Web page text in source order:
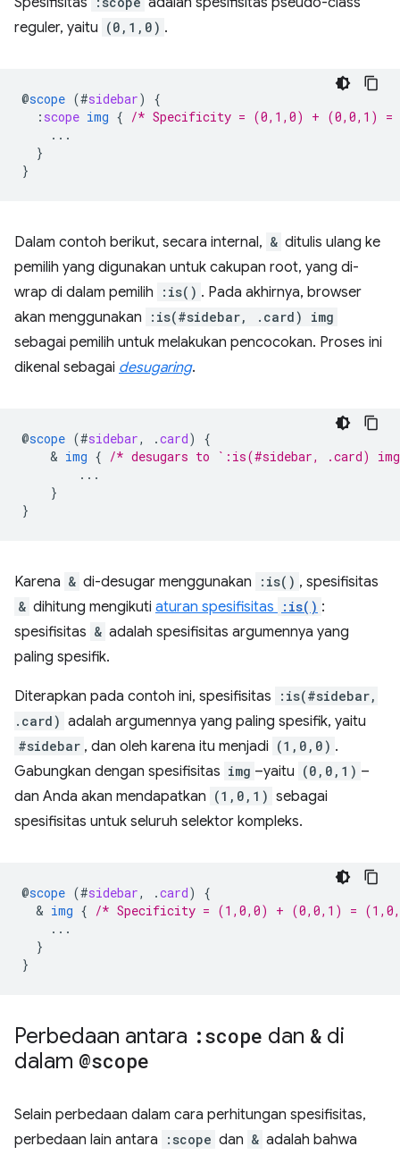
reguler, yaitu (0,1,0) .
@scope (#sidebar)
{
: scope img { /* Specificity = (0,1,0) + (0,0,1)
...
}
}
Dalam contoh berikut, secara internal, & ditulis ulang ke
pemilih yang digunakan untuk cakupan root, yang di-
wrap di dalam pemilih
:is() . Pada akhirnya, browser
akan menggunakan
:is(#sidebar, .card) img
sebagai pemilih untuk melakukan pencocokan. Proses ini
dikenal sebagai desugaring.
@scope (#sidebar, .card)
{
    &
img { /* desugars to `:is(#sidebar, .card)
...
}
}
Karena & di-desugar menggunakan :is() , spesifisitas
& dihitung mengikuti aturan spesifisitas :is() :
spesifisitas & adalah spesifisitas argumennya yang
paling spesifik.
Diterapkan pada contoh ini, spesifisitas
:is(#sidebar,
.card) adalah argumennya yang paling spesifik, yaitu
#sidebar , dan oleh karena itu menjadi (1,0,0) .
Gabungkan dengan spesifisitas img –yaitu (0,0,1) –
dan Anda akan mendapatkan (1,0,1) sebagai
spesifisitas untuk seluruh selektor kompleks.
@scope (#sidebar, .card)
{
  &
img { /* Specificity = (1,0,0) + (0,0,1) =
...
}
}
Perbedaan antara :scope dan & di
dalam @scope
Selain perbedaan dalam cara perhitungan spesifisitas,
perbedaan lain antara
:scope dan & adalah bahwa